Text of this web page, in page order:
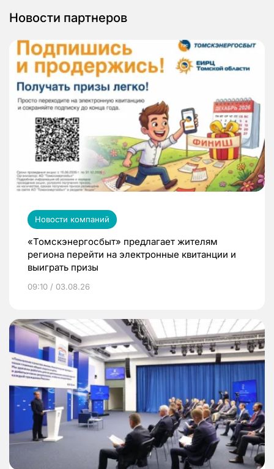
Новости партнеров
Новости компаний
«Томскэнергосбыт» предлагает жителям
региона перейти на электронные квитанции и
выиграть призы
09:10 / 03.08.26